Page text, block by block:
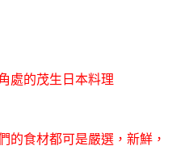
處的茂生日本料理
的食材都可是嚴選，新鮮，